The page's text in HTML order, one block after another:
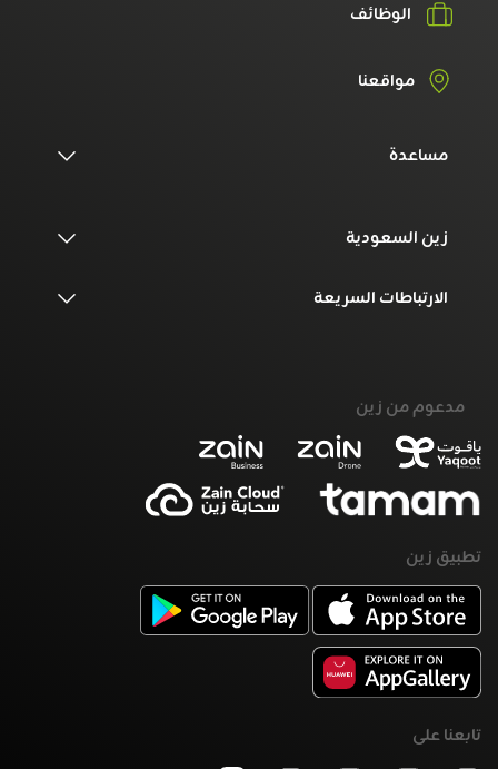
الوظائف
مواقعنا
مساعدة
زين السعودية
الارتباطات السريعة
مدعوم من زين
تطبيق زين
تابعنا على